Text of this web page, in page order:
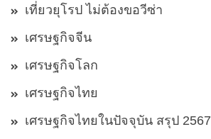
เที่ยวยุโรป ไม่ต้องขอวีซ่า
เศรษฐกิจจีน
เศรษฐกิจโลก
เศรษฐกิจไทย
เศรษฐกิจไทยในปัจจุบัน สรุป 2567